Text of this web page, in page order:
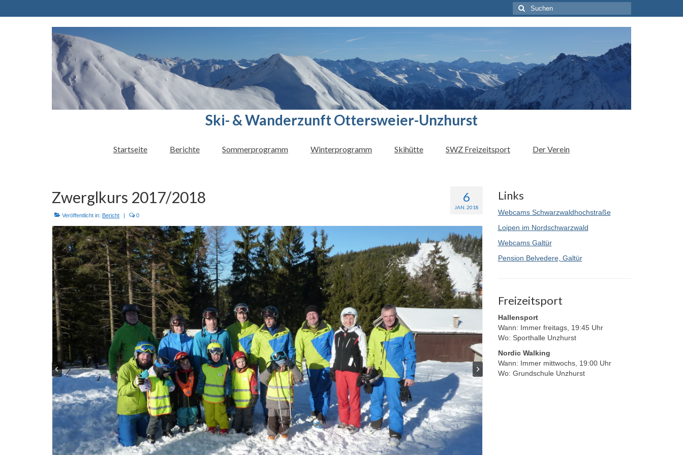
Suchen
nach:
Ski- & Wanderzunft Ottersweier-Unzhurst
Startseite Berichte Sommerprogramm Winterprogramm Skihütte SWZ Freizeitsport Der Verein
6
JAN. 2018
Zwerglkurs 2017/2018
Veröffentlicht in: Bericht 0
Links
Webcams Schwarzwaldhochstraße
Loipen im Nordschwarzwald
Webcams Galtür
Pension Belvedere, Galtür
Freizeitsport
Hallensport
Wann: Immer freitags, 19:45 Uhr
Wo: Sporthalle Unzhurst
Nordic Walking
Wann: Immer mittwochs, 19:00 Uhr
Wo: Grundschule Unzhurst